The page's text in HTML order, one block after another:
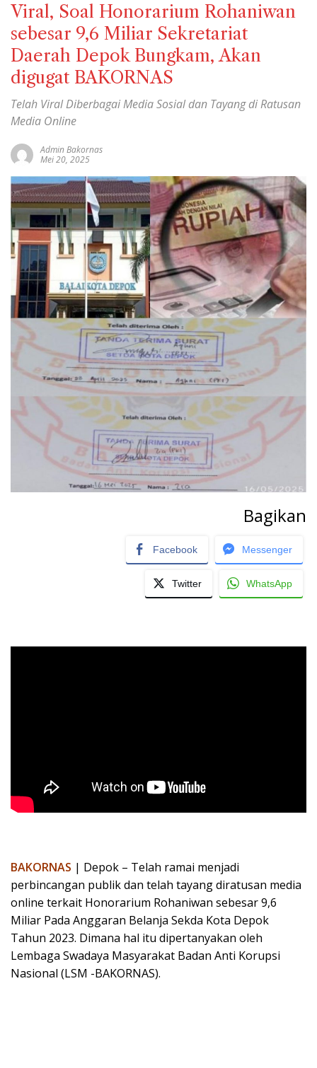
Viral, Soal Honorarium Rohaniwan
sebesar 9,6 Miliar Sekretariat
Daerah Depok Bungkam, Akan
digugat BAKORNAS
Telah Viral Diberbagai Media Sosial dan Tayang di Ratusan
Media Online
Admin Bakornas
Mei 20, 2025
Bagikan
Facebook Messenger
Twitter WhatsApp
BAKORNAS | Depok – Telah ramai menjadi
perbincangan publik dan telah tayang diratusan media
online terkait Honorarium Rohaniwan sebesar 9,6
Miliar Pada Anggaran Belanja Sekda Kota Depok
Tahun 2023. Dimana hal itu dipertanyakan oleh
Lembaga Swadaya Masyarakat Badan Anti Korupsi
Nasional (LSM -BAKORNAS).